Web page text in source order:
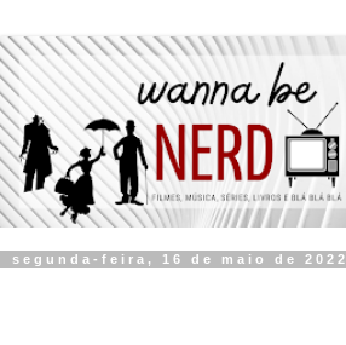
segunda-feira, 16 de maio de 2022